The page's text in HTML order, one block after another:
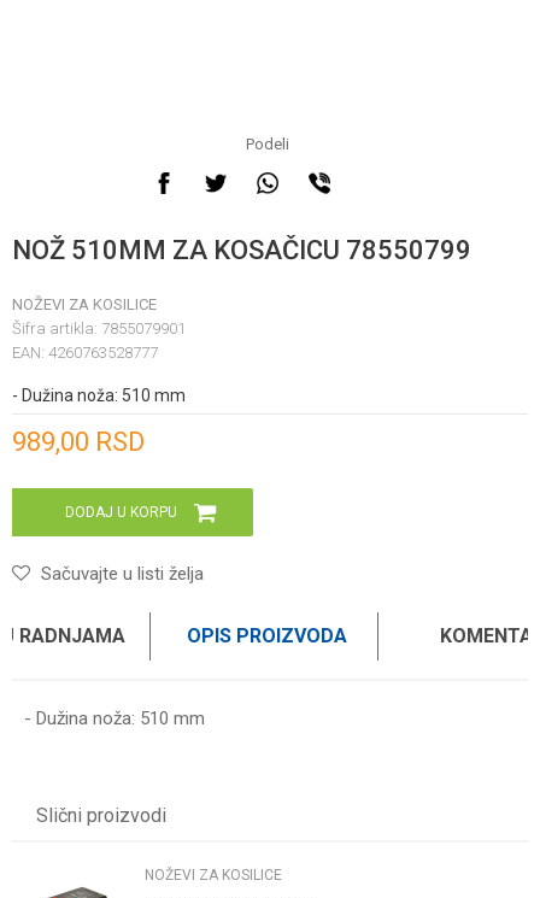
Podeli
NOŽ 510MM ZA KOSAČICU 78550799
NOŽEVI ZA KOSILICE
Šifra artikla: 7855079901
EAN: 4260763528777
- Dužina noža: 510 mm
989,00 RSD
DODAJ U KORPU
Sačuvajte u listi želja
RADNJAMA OPIS PROIZVODA
- Dužina noža: 510 mm
Slični proizvodi
NOŽEVI ZA KOSILICE